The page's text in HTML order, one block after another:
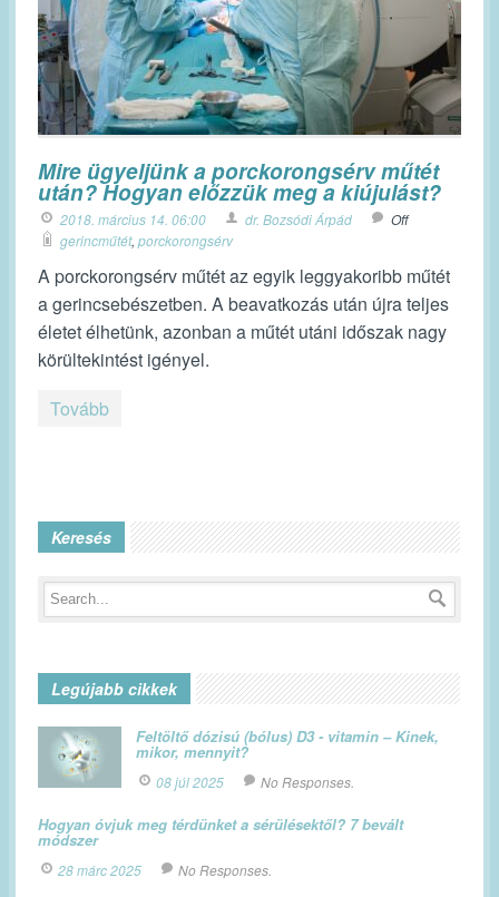
Mire ügyeljünk a porckorongsérv műtét
után? Hogyan előzzük meg a kiújulást?
2018. március 14. 06:00 dr. Bozsódi Árpád
Off
gerincműtét, porckorongsérv
A porckorongsérv műtét az egyik leggyakoribb műtét
a gerincsebészetben. A beavatkozás után újra teljes
életet élhetünk, azonban a műtét utáni időszak nagy
körültekintést igényel.
Tovább
Keresés
Legújabb cikkek
Feltöltő dózisú (bólus) D3 - vitamin – Kinek,
mikor, mennyit?
08 júl 2025 No Responses.
Hogyan óvjuk meg térdünket a sérülésektől? 7 bevált
módszer
28 márc 2025 No Responses.